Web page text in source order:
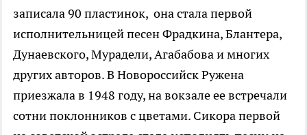
записала 90 пластинок, она стала первой
исполнительницей песен Фрадкина, Блантера,
Дунаевского, Мурадели, Агабабова и многих
других авторов. В Новороссийск Ружена
приезжала в 1948 году, на вокзале ее встречали
сотни поклонников с цветами. Сикора первой